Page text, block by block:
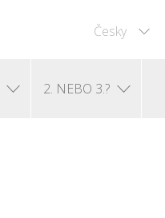
Česky
2. NEBO 3.?